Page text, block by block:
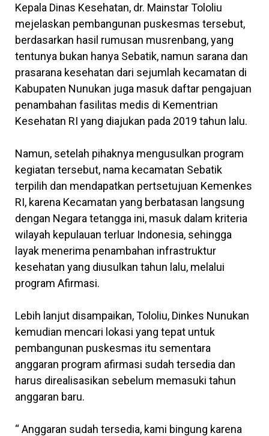
Kepala Dinas Kesehatan, dr. Mainstar Tololiu
mejelaskan pembangunan puskesmas tersebut,
berdasarkan hasil rumusan musrenbang, yang
tentunya bukan hanya Sebatik, namun sarana dan
prasarana kesehatan dari sejumlah kecamatan di
Kabupaten Nunukan juga masuk daftar pengajuan
penambahan fasilitas medis di Kementrian
Kesehatan RI yang diajukan pada 2019 tahun lalu.
Namun, setelah pihaknya mengusulkan program
kegiatan tersebut, nama kecamatan Sebatik
terpilih dan mendapatkan pertsetujuan Kemenkes
RI, karena Kecamatan yang berbatasan langsung
dengan Negara tetangga ini, masuk dalam kriteria
wilayah kepulauan terluar Indonesia, sehingga
layak menerima penambahan infrastruktur
kesehatan yang diusulkan tahun lalu, melalui
program Afirmasi.
Lebih lanjut disampaikan, Tololiu, Dinkes Nunukan
kemudian mencari lokasi yang tepat untuk
pembangunan puskesmas itu sementara
anggaran program afirmasi sudah tersedia dan
harus direalisasikan sebelum memasuki tahun
anggaran baru.
“ Anggaran sudah tersedia, kami bingung karena